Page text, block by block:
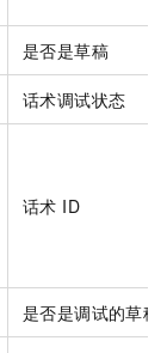
是否是草稿
话术调试状态
话术 ID
是否是调试的草稿